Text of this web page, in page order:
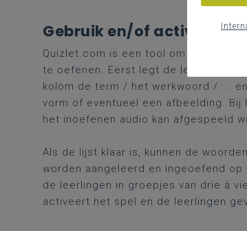
Gebruik en/of activiteiten
Quizlet.com is een tool om woorden
te oefenen. Eerst legt de leerkracht
kolom de term / het werkwoord / ...
vorm of eventueel een afbeelding.
het inoefenen audio kan afgespeeld
Als de lijst klaar is, kunnen de
worden aangeleerd en ingeoefend
de leerlingen in groepjes van drie à
activeert het spel en de leerlingen